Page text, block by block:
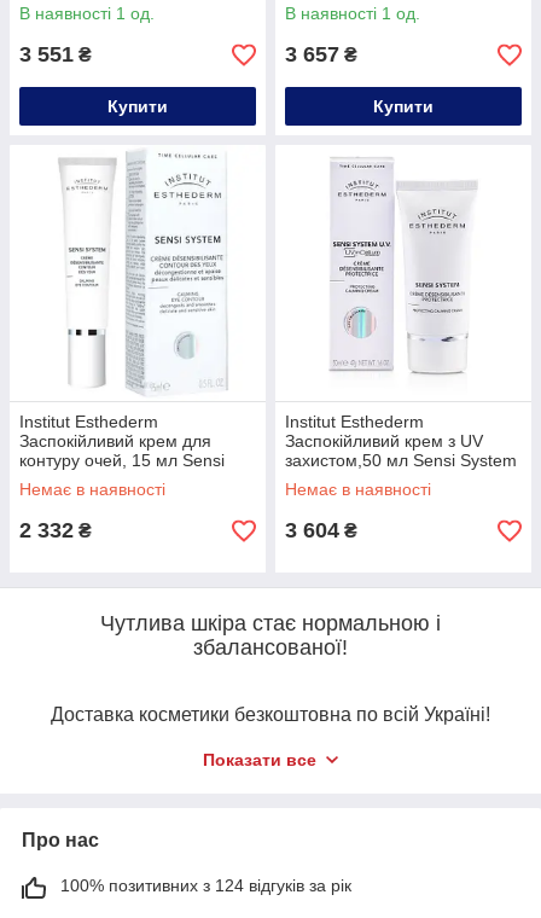
В наявності 1 од.
3 551 ₴
Купити
В наявності 1 од.
3 657 ₴
Купити
Institut Esthederm
Заспокійливий крем для
контуру очей, 15 мл Sensi
System
Немає в наявності
2 332 ₴
Institut Esthederm
Заспокійливий крем з UV
захистом,50 мл Sensi System
Немає в наявності
3 604 ₴
Чутлива шкіра стає нормальною і
збалансованої!
Доставка косметики безкоштовна по всій Україні!
Показати все
Про нас
100% позитивних з 124 відгуків за рік